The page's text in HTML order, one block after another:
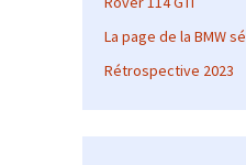
La page de la BMW
Rétrospective 2023